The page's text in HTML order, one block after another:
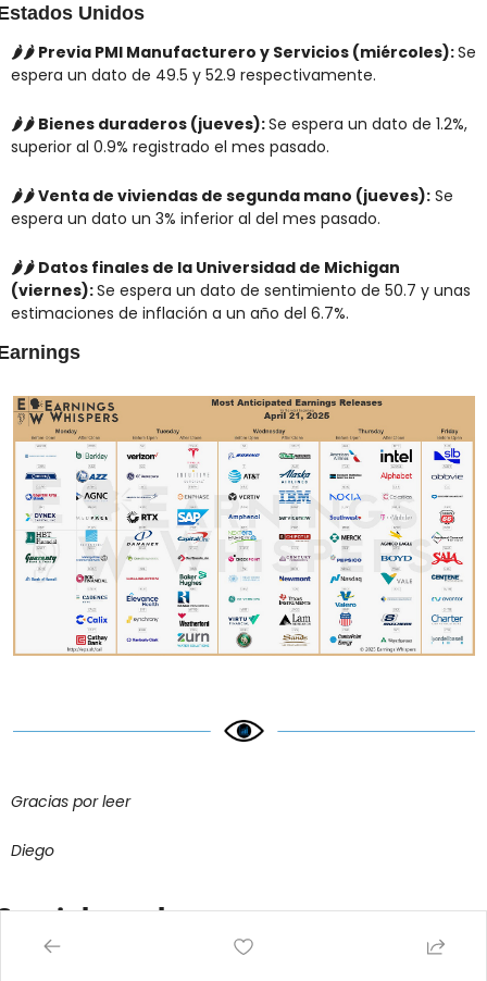
Unidos
🌶️🌶️ Previa PMI Manufacturero y Servicios (miércoles): Se
espera un dato de 49.5 y 52.9 respectivamente.
🌶️🌶️ Bienes duraderos (jueves): Se espera un dato de 1.2%,
superior al 0.9% registrado el mes pasado.
🌶️🌶️ Venta de viviendas de segunda mano (jueves): Se
espera un dato un 3% inferior al del mes pasado.
🌶️🌶️ Datos finales de la Universidad de Michigan
(viernes): Se espera un dato de sentimiento de 50.7 y unas
estimaciones de inflación a un año del 6.7%.
Gracias por leer
Diego
leyendo
more